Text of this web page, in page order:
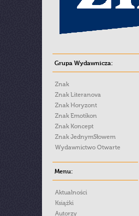
Grupa Wydawnicza:
Znak
Znak Literanova
Znak Horyzont
Znak Emotikon
Znak Koncept
Znak JednymSłowem
Wydawnictwo Otwarte
Menu:
Aktualności
Książki
Autorzy